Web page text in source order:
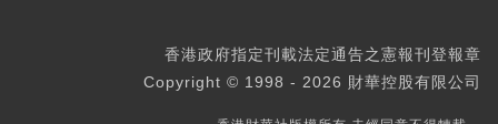
香港政府指定刊載法定通告之憲報刊登報章
Copyright © 1998 - 2026 財華控股有限公司